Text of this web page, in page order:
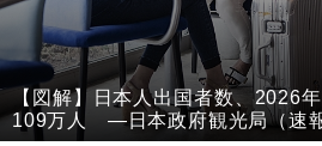
【図解】日本人出国者数、2026
109万人 ―日本政府観光局（速報